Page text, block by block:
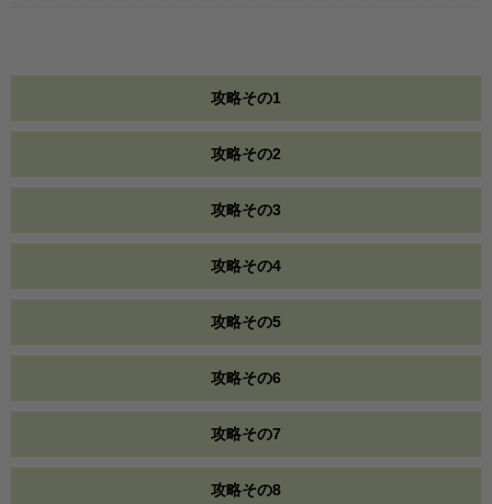
攻略その1
攻略その2
攻略その3
攻略その4
攻略その5
攻略その6
攻略その7
攻略その8